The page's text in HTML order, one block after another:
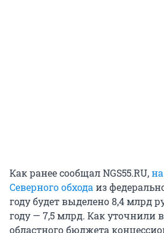
Как ранее сообщал NGS55.RU,
Северного обходаиз
году будет выделено 8,4 млрд
году — 7,5 млрд. Как уточнили
областного бюджета